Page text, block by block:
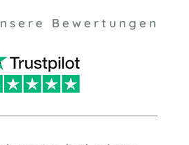
Bewertungen